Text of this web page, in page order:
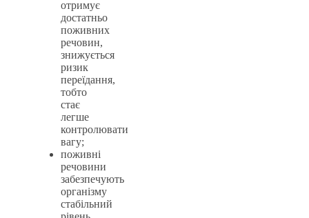
отримує
достатньо
поживних
речовин,
знижується
ризик
переїдання,
тобто
стає
легше
контролювати
вагу;
поживні
речовини
забезпечують
організму
стабільний